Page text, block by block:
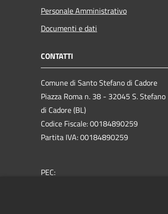
Personale Amministrativo
Documenti e dati
CONTATTI
Comune di Santo Stefano di Cadore
Piazza Roma n. 38 - 32045 S. Stefano
di Cadore (BL)
Codice Fiscale: 00184890259
Partita IVA: 00184890259
PEC: